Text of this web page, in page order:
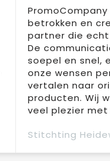
PromoCompany
betrokken en
partner die
De
soepel en snel,
onze wensen
vertalen naar
producten. Wij
veel plezier met
Stitchting